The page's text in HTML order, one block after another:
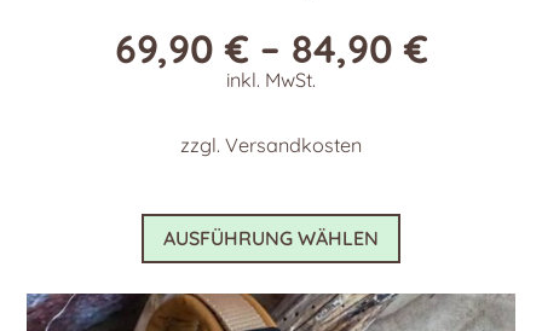
69,90€ – 84,90€
inkl. MwSt.
zzgl. Versandkosten
AUSFÜHRUNG WÄHLEN
Dieses
weist
mehrere